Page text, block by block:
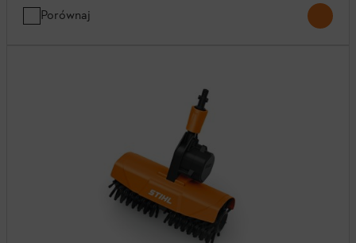
Porównaj